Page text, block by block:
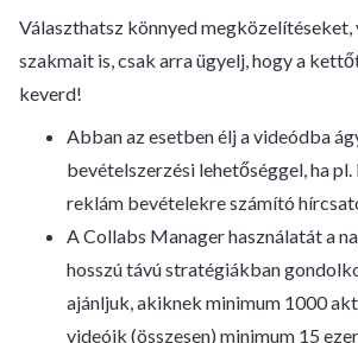
Választhatsz könnyed
szakmait is, csak arra ügyelj, hogy a
keverd!
Abban az esetben élj a videódba
bevételszerzési lehetőséggel, ha
reklám bevételekre számító
A Collabs Manager használatát a
hosszú távú stratégiákban
ajánljuk, akiknek minimum 1000
videóik (összesen) minimum 15